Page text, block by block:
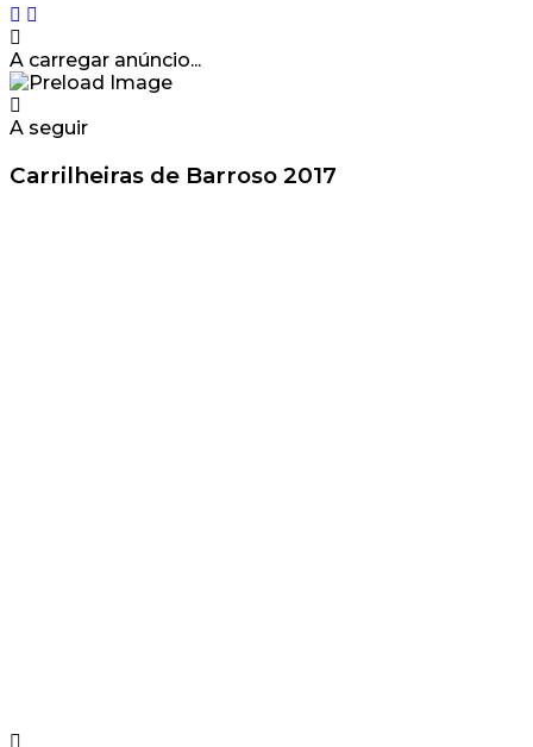
A carregar anúncio...
A seguir
Carrilheiras de Barroso 2017